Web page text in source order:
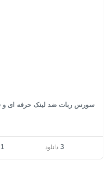
سورس ربات ضد لینک حرفه ای و
3 دانلود 1